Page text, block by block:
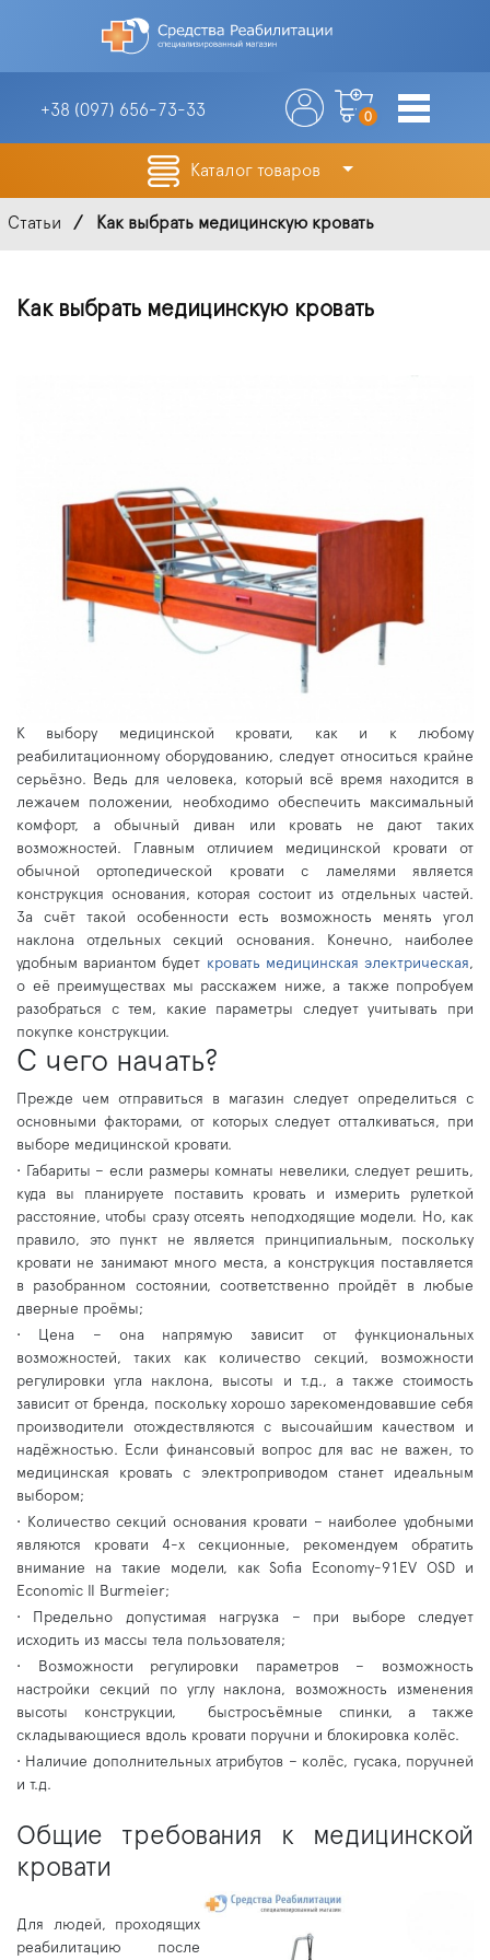
+38 (097) 656-73-33 0
Каталог товаров
Статьи Как выбрать медицинскую кровать
Как выбрать медицинскую кровать
К выбору медицинской кровати, как и к любому
реабилитационному оборудованию, следует относиться крайне
серьёзно. Ведь для человека, который всё время находится в
лежачем положении, необходимо обеспечить максимальный
комфорт, а обычный диван или кровать не дают таких
возможностей. Главным отличием медицинской кровати от
обычной ортопедической кровати с ламелями является
конструкция основания, которая состоит из отдельных частей.
За счёт такой особенности есть возможность менять угол
наклона отдельных секций основания. Конечно, наиболее
удобным вариантом будет кровать медицинская электрическая,
о её преимуществах мы расскажем ниже, а также попробуем
разобраться с тем, какие параметры следует учитывать при
покупке конструкции.
С чего начать?
Прежде чем отправиться в магазин следует определиться с
основными факторами, от которых следует отталкиваться, при
выборе медицинской кровати.
•
Габариты – если размеры комнаты невелики, следует решить,
куда вы планируете поставить кровать и измерить рулеткой
расстояние, чтобы сразу отсеять неподходящие модели. Но, как
правило, это пункт не является принципиальным, поскольку
кровати не занимают много места, а конструкция поставляется
в разобранном состоянии, соответственно пройдёт в любые
дверные проёмы;
•
Цена – она напрямую зависит от функциональных
возможностей, таких как количество секций, возможности
регулировки угла наклона, высоты и т.д., а также стоимость
зависит от бренда, поскольку хорошо зарекомендовавшие себя
производители отождествляются с высочайшим качеством и
надёжностью. Если финансовый вопрос для вас не важен, то
медицинская кровать с электроприводом станет идеальным
выбором;
•
Количество секций основания кровати – наиболее удобными
являются кровати 4-х секционные, рекомендуем обратить
внимание на такие модели, как Sofia Economy-91EV OSD и
Economic II Burmeier;
•
Предельно допустимая нагрузка – при выборе следует
исходить из массы тела пользователя;
•
Возможности регулировки параметров – возможность
настройки секций по углу наклона, возможность изменения
высоты конструкции, быстросъёмные спинки, а также
складывающиеся вдоль кровати поручни и блокировка колёс.
• Наличие дополнительных атрибутов – колёс, гусака, поручней
и т.д.
Общие требования к медицинской
кровати
Для людей, проходящих
реабилитацию после